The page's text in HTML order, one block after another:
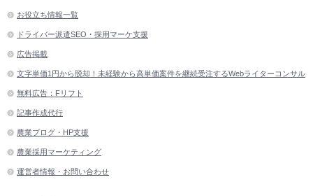
お役立ち情報一覧
ドライバー派遣SEO・採用マーケ支援
広告掲載
文字単価1円から脱却！未経験から高単価案件を継続受注するWebライターコンサル
無料広告：Fリフト
記事作成代行
農業ブログ・HP支援
農業採用マーケティング
運営者情報・お問い合わせ